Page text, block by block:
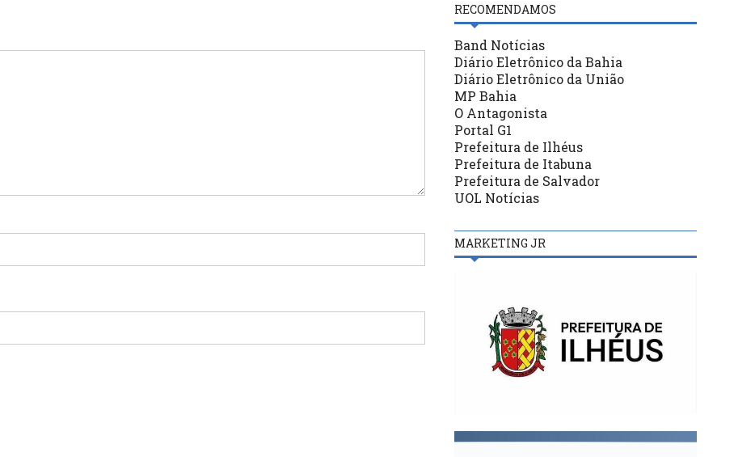
RECOMENDAMOS
Band Notícias
Diário Eletrônico da Bahia
Diário Eletrônico da União
MP Bahia
O Antagonista
Portal G1
Prefeitura de Ilhéus
Prefeitura de Itabuna
Prefeitura de Salvador
UOL Notícias
MARKETING JR